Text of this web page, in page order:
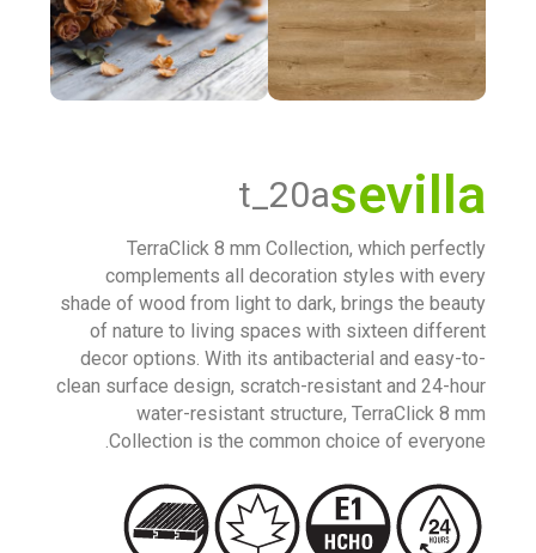
sevilla
t_20a
TerraClick 8 mm Collection, which perfectly
complements all decoration styles with every
shade of wood from light to dark, brings the beauty
of nature to living spaces with sixteen different
decor options. With its antibacterial and easy-to-
clean surface design, scratch-resistant and 24-hour
water-resistant structure, TerraClick 8 mm
Collection is the common choice of everyone.